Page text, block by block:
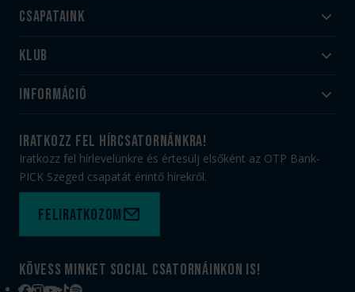
Csapataink
Felnőtt
Utánpótlás
Klub
#HandballFamily
Munkatársaink
PICK Aréna
Sajtóakkreditáció
Információ
Jegy- és bérletvásárlás
Webshop
Felhasználási feltételek
Kapcsolat
iratkozz fel hírcsatornánkra!
Iratkozz fel hírlevelünkre és értesülj elsőként az OTP Bank-
PICK Szeged csapatát érintő hírekről.
Feliratkozom
Kövess minket social csatornáinkon is!